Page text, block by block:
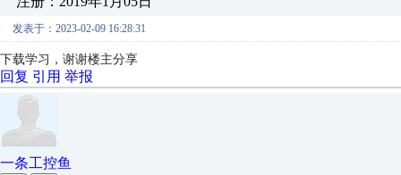
发表于：2023-02-09 16:28:31
下载学习，谢谢楼主分享
回复 引用 举报
一条工控鱼